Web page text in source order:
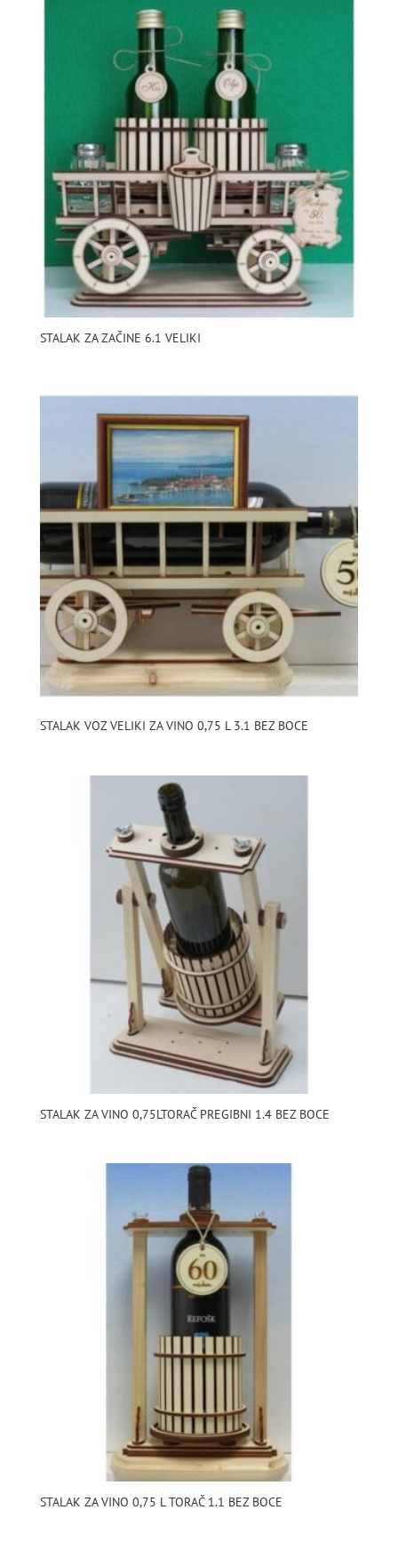
STALAK ZA ZAČINE 6.1 VELIKI
STALAK VOZ VELIKI ZA VINO 0,75 L 3.1 BEZ BOCE
STALAK ZA VINO 0,75LTORAČ PREGIBNI 1.4 BEZ BOCE
STALAK ZA VINO 0,75 L TORAČ 1.1 BEZ BOCE